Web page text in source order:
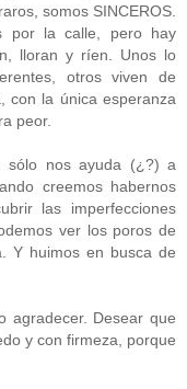
somos SINCEROS.
por la calle, pero hay
lloran y ríen. Unos lo
otros viven de
con la única esperanza
peor.
sólo nos ayuda (¿?) a
creemos habernos
las imperfecciones
ver los poros de
Y huimos en busca de
agradecer. Desear que
y con firmeza, porque